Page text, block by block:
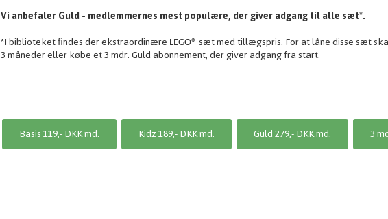
Vi anbefaler Guld - medlemmernes mest populære, der giver adgang til alle sæt*.
*I biblioteket findes der ekstraordinære LEGO® sæt med tillægspris. For at låne disse sæt
3 måneder eller købe et 3 mdr. Guld abonnement, der giver adgang fra start.
Basis 119,- DKK md. Kidz 189,- DKK md. Guld 279,- DKK md. 3